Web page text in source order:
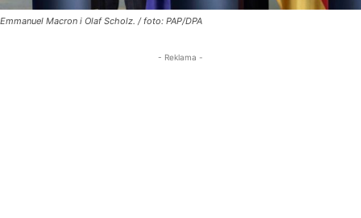
Emmanuel Macron i Olaf Scholz. / foto: PAP/DPA
- Reklama -